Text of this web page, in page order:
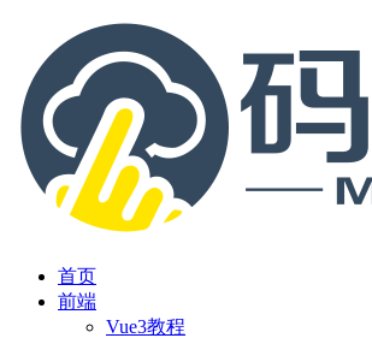
首页
前端
Vue3教程